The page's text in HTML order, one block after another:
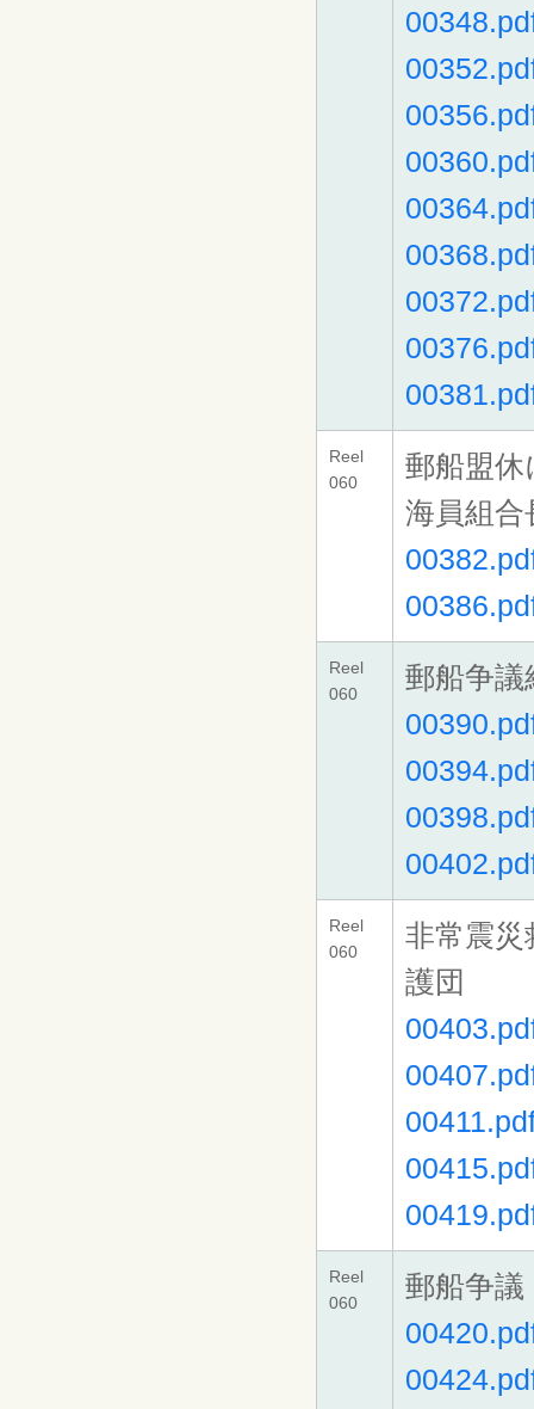
Reel
060
郵船盟
海員組
Reel
060
郵船争
Reel
060
非常震
護団
Reel
060
郵船争議